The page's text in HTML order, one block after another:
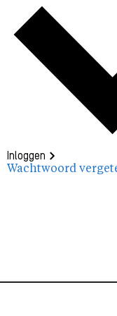
Inloggen
Wachtwoord